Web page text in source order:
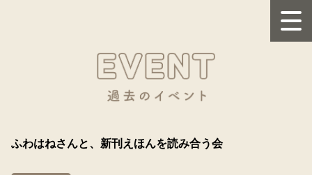
ふわはねさんと、新刊えほんを読み合う会